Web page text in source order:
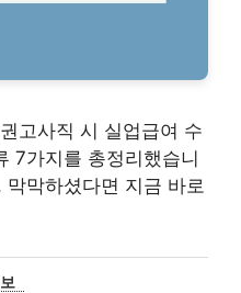
고사직 시 실업급여 수
7가지를 총정리했습니
막하셨다면 지금 바로